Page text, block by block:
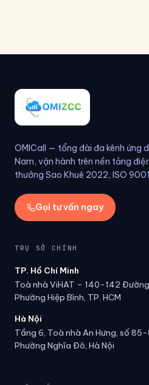
OMICall — tổng đài đa kênh ứng
Nam, vận hành trên nền tảng
thưởng Sao Khuê 2022, ISO
Gọi tư vấn ngay
TRỤ SỞ CHÍNH
TP. Hồ Chí Minh
Toà nhà ViHAT – 140-142 Đường
Phường Hiệp Bình, TP. HCM
Hà Nội
Tầng 6, Toà nhà An Hưng, số
Phường Nghĩa Đô, Hà Nội